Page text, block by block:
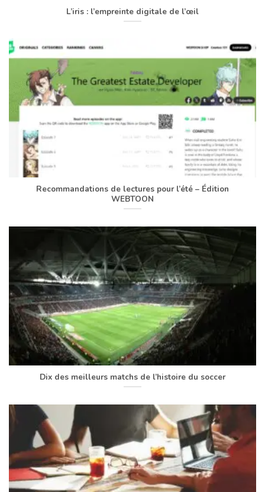
L’iris : l’empreinte digitale de l’œil
Recommandations de lectures pour l’été – Édition
WEBTOON
Dix des meilleurs matchs de l’histoire du soccer